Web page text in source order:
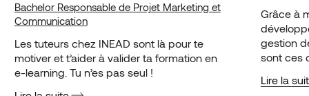
Bachelor Responsable de Projet Marketing et
Communication
Les tuteurs chez INEAD sont là pour te
motiver et t’aider à valider ta formation en
e-learning. Tu n’es pas seul !
Grâce à
gestion
sont ces
Lire la